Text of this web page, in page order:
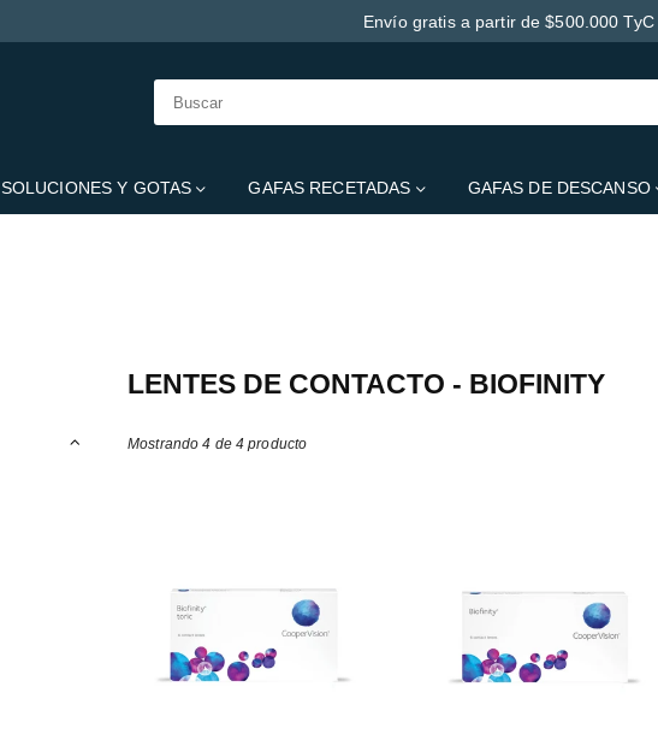
Envío gratis a partir de $500.000 TyC
SOLUCIONES Y GOTAS GAFAS RECETADAS GAFAS DE DESCANSO
LENTES DE CONTACTO - BIOFINITY
Mostrando 4 de 4 producto